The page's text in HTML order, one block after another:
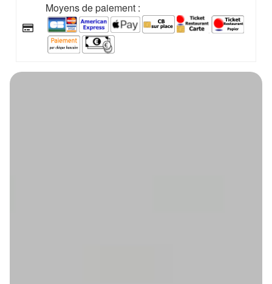
Moyens de paiement :